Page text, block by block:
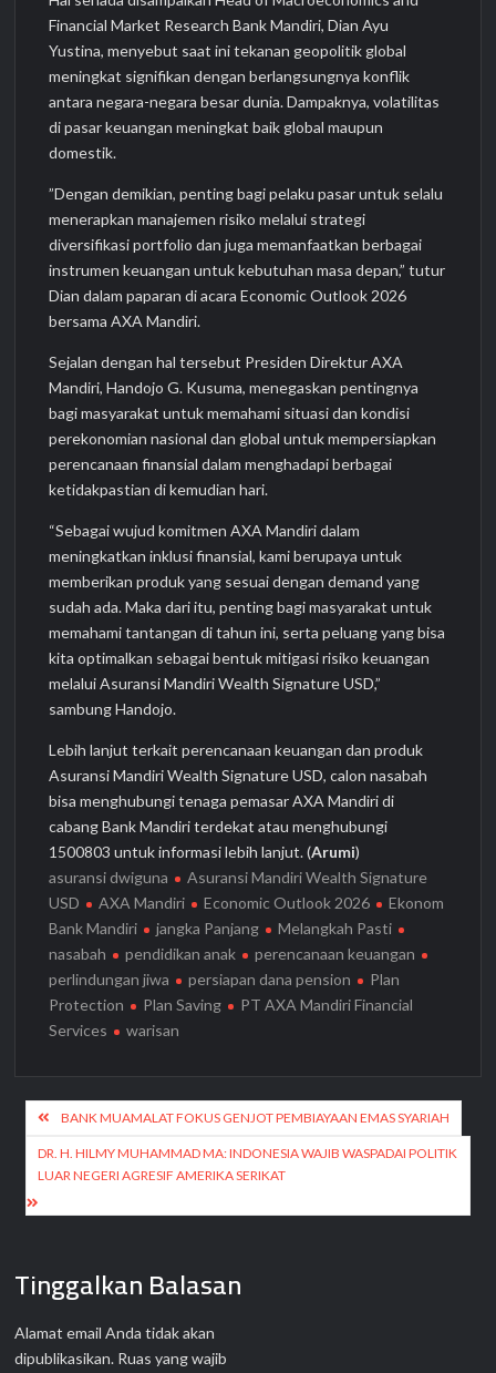
Financial Market Research Bank Mandiri, Dian Ayu
Yustina, menyebut saat ini tekanan geopolitik global
meningkat signifikan dengan berlangsungnya konflik
antara negara-negara besar dunia. Dampaknya, volatilitas
di pasar keuangan meningkat baik global maupun
domestik.
”Dengan demikian, penting bagi pelaku pasar untuk selalu
menerapkan manajemen risiko melalui strategi
diversifikasi portfolio dan juga memanfaatkan berbagai
instrumen keuangan untuk kebutuhan masa depan,” tutur
Dian dalam paparan di acara Economic Outlook 2026
bersama AXA Mandiri.
Sejalan dengan hal tersebut Presiden Direktur AXA
Mandiri, Handojo G. Kusuma, menegaskan pentingnya
bagi masyarakat untuk memahami situasi dan kondisi
perekonomian nasional dan global untuk mempersiapkan
perencanaan finansial dalam menghadapi berbagai
ketidakpastian di kemudian hari.
“Sebagai wujud komitmen AXA Mandiri dalam
meningkatkan inklusi finansial, kami berupaya untuk
memberikan produk yang sesuai dengan demand yang
sudah ada. Maka dari itu, penting bagi masyarakat untuk
memahami tantangan di tahun ini, serta peluang yang bisa
kita optimalkan sebagai bentuk mitigasi risiko keuangan
melalui Asuransi Mandiri Wealth Signature USD,”
sambung Handojo.
Lebih lanjut terkait perencanaan keuangan dan produk
Asuransi Mandiri Wealth Signature USD, calon nasabah
bisa menghubungi tenaga pemasar AXA Mandiri di
cabang Bank Mandiri terdekat atau menghubungi
1500803 untuk informasi lebih lanjut. (Arumi)
asuransi dwiguna
Asuransi Mandiri Wealth Signature
USD
AXA Mandiri Economic Outlook 2026
Ekonom
Bank Mandiri
jangka Panjang
Melangkah Pasti
nasabah
pendidikan anak
perencanaan keuangan
perlindungan jiwa
persiapan dana pension
Plan
Protection
Plan Saving
PT AXA Mandiri Financial
Services
warisan
Navigasi
pos
BANK MUAMALAT FOKUS GENJOT PEMBIAYAAN EMAS SYARIAH
DR. H. HILMY MUHAMMAD MA: INDONESIA WAJIB WASPADAI POLITIK
LUAR NEGERI AGRESIF AMERIKA SERIKAT
Tinggalkan Balasan
Alamat email Anda tidak akan
dipublikasikan. Ruas yang wajib